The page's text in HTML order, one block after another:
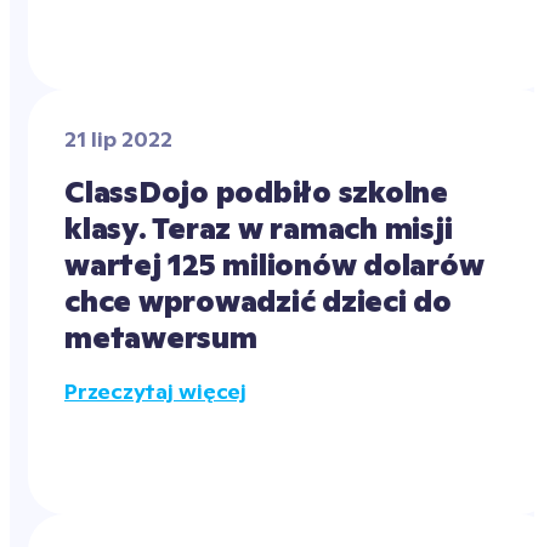
21 lip 2022
ClassDojo podbiło szkolne
klasy. Teraz w ramach misji
wartej 125 milionów dolarów
chce wprowadzić dzieci do
metawersum
Przeczytaj więcej